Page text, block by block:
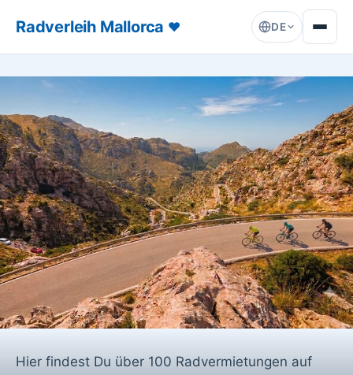
Radverleih Mallorca ♥ DE
Hier findest Du über 100 Radvermietungen auf